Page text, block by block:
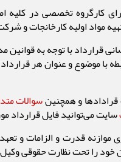
کارگروه تخصصی در کلیه
مواد اولیه کارخانجات و
قرارداد با توجه به
با موضوع و عنوان هر
و همچنینسوالات
سایت می‌توانید فایل قرارداد
قدرت و الزامات و
خود را تحت نظارت حقوقی